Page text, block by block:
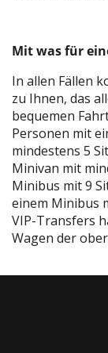
Mit was für
In allen Fällen
zu Ihnen, das
bequemen
Personen mit
mindestens 5
Minivan mit
Minibus mit 9
einem Minibus
VIP-Transfers
Wagen der